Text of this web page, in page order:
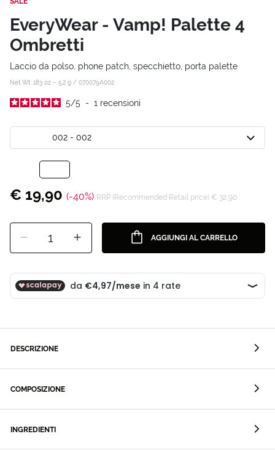
EveryWear - Vamp! Palette 4
Ombretti
Laccio da polso, phone patch, specchietto, porta palette
Net Wt .183 oz – 5,2 g / 070079A002
5/5 - 1 recensioni
002 - 002
€ 19,90 (-40%) RRP (Recommended Retail price) € 32,90
1 AGGIUNGI AL CARRELLO
DESCRIZIONE
COMPOSIZIONE
INGREDIENTI